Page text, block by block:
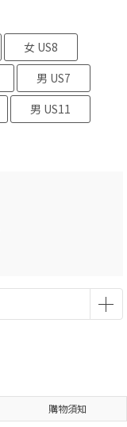
女 US8
男 US7
男 US11
購物須知